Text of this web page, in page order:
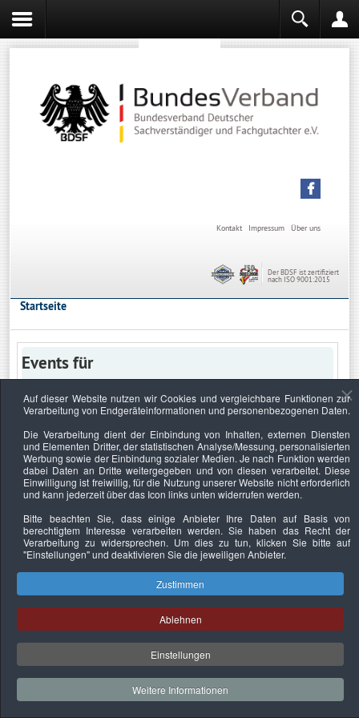
Über uns
Impressum
Kontakt
Der BDSF ist zertifiziert
nach ISO 9001:2015
Startseite
Events für
Keine Termine
Datenschutzerklärung Urheberrechtsnachweise Nachhaltigkeit
Copyright © 2026. Bundesverband Deutscher
Sachverständiger und Fachgutachter e.V..
Auf dieser Website nutzen wir Cookies und vergleichbare Funktionen zur
Verarbeitung von Endgeräteinformationen und personenbezogenen Daten.
Die Verarbeitung dient der Einbindung von Inhalten, externen Diensten
und Elementen Dritter, der statistischen Analyse/Messung, personalisierten
Werbung sowie der Einbindung sozialer Medien. Je nach Funktion werden
dabei Daten an Dritte weitergegeben und von diesen verarbeitet. Diese
Einwilligung ist freiwillig, für die Nutzung unserer Website nicht erforderlich
und kann jederzeit über das Icon links unten widerrufen werden.
Bitte beachten Sie, dass einige Anbieter Ihre Daten auf Basis von
berechtigtem Interesse verarbeiten werden. Sie haben das Recht der
Verarbeitung zu widersprechen. Um dies zu tun, klicken Sie bitte auf
"Einstellungen"und deaktivieren Sie die jeweiligen Anbieter.
Zustimmen
Ablehnen
Einstellungen
Weitere Informationen